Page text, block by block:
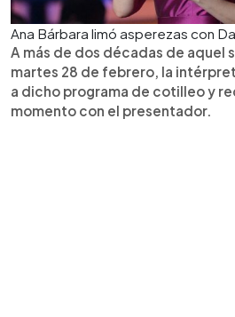
Ana Bárbara limó asperezas con
A más de dos décadas de aquel
martes 28 de febrero, la
a dicho programa de cotilleo y
momento con el presentador.